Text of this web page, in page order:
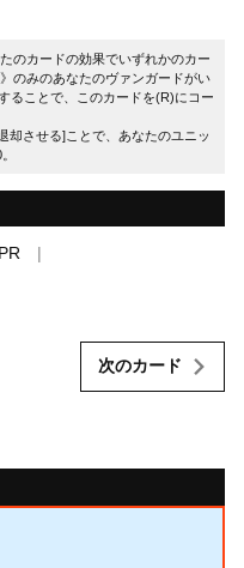
のカードの効果でいずれかのカー
のみのあなたのヴァンガードがい
ることで、このカードを(R)にコー
却させる]ことで、あなたのユニッ
PR
次のカード